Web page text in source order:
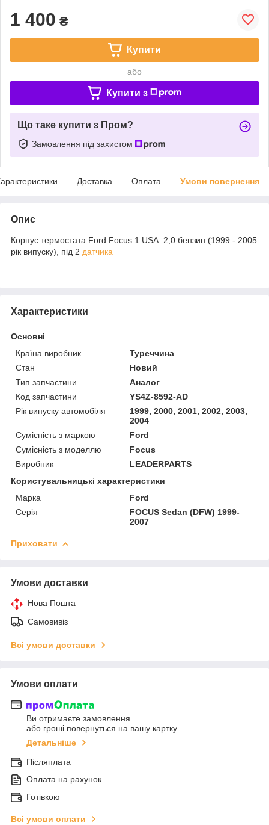
1 400 ₴
Купити
або
Купити з
Що таке купити з Пром?
Замовлення під захистом
Доставка Оплата Умови повернення
Опис
Корпус термостата Ford Focus 1 USA 2,0 бензин (1999 - 2005
рік випуску), під 2 датчика
Характеристики
Основні
Країна виробник
Туреччина
Стан
Новий
Тип запчастини
Аналог
Код запчастини
YS4Z-8592-AD
Рік випуску автомобіля
1999, 2000, 2001, 2002, 2003,
2004
Сумісність з маркою
Ford
Сумісність з моделлю
Focus
Виробник
LEADERPARTS
Користувальницькі характеристики
Марка
Ford
Серія
FOCUS Sedan (DFW) 1999-
2007
Приховати
Умови доставки
Нова Пошта
Самовивіз
Всі умови доставки
Умови оплати
Ви отримаєте замовлення
або гроші повернуться на вашу картку
Детальніше
Післяплата
Оплата на рахунок
Готівкою
Всі умови оплати